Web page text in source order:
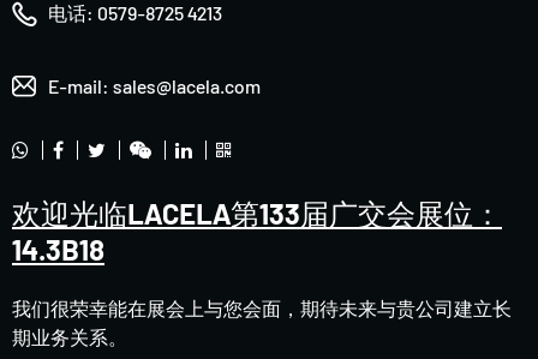
电话: 0579-8725 4213
E-mail: sales@lacela.com
欢迎光临LACELA第133届广交会展位：
14.3B18
我们很荣幸能在展会上与您会面，期待未来与贵公司建立长
期业务关系。